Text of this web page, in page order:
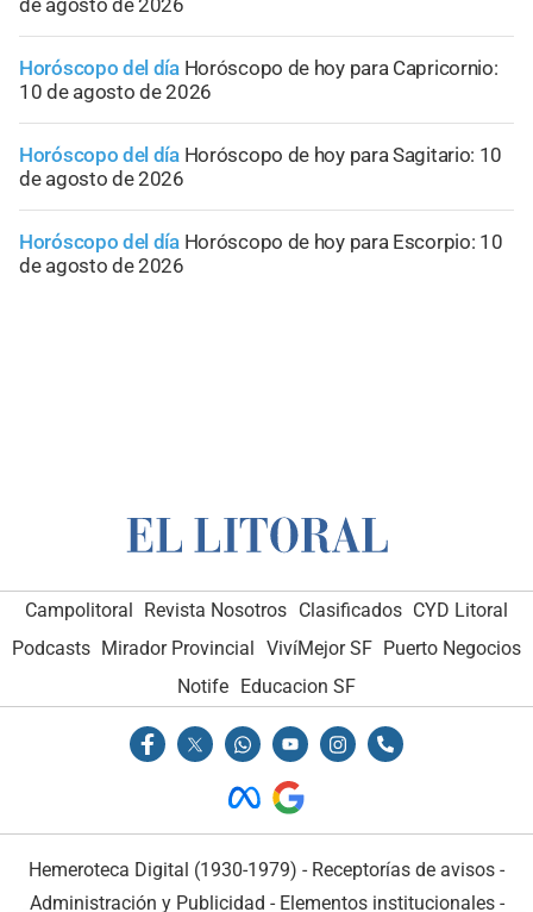
Horóscopo del día Horóscopo de hoy para Capricornio:
10 de agosto de 2026
Horóscopo del día Horóscopo de hoy para Sagitario: 10
de agosto de 2026
Horóscopo del día Horóscopo de hoy para Escorpio: 10
de agosto de 2026
Campolitoral Revista Nosotros Clasificados CYD Litoral
Podcasts Mirador Provincial VivíMejor SF Puerto Negocios
Notife Educacion SF
Hemeroteca Digital (1930-1979) - Receptorías de avisos -
Administración y Publicidad - Elementos institucionales-